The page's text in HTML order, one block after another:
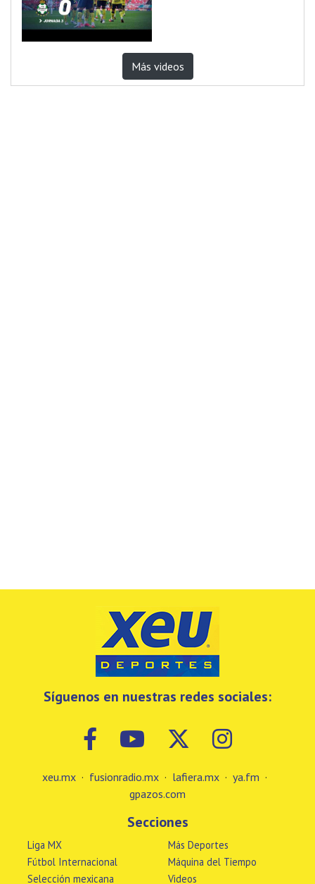
Más videos
Síguenos en nuestras redes sociales:
xeu.mx · fusionradio.mx · lafiera.mx · ya.fm ·
gpazos.com
Secciones
Liga MX
Fútbol Internacional
Selección mexicana
Más Deportes
Máquina del Tiempo
Videos